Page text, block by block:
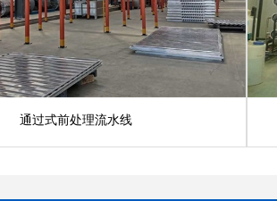
通过式前处理流水线